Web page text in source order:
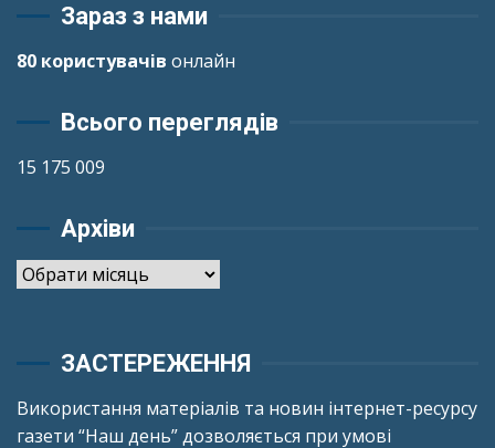
Зараз з нами
80 користувачів онлайн
Всього переглядів
15 175 009
Архіви
Архіви
ЗАСТЕРЕЖЕННЯ
Використання матеріалів та новин інтернет-ресурсу
газети “Наш день” дозволяється при умові